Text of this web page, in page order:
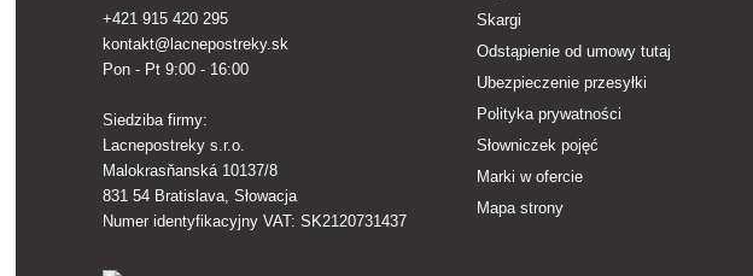
+421 915 420 295
kontakt@lacnepostreky.sk
Pon - Pt 9:00 - 16:00
Siedziba firmy:
Lacnepostreky s.r.o.
Malokrasňanská 10137/8
831 54 Bratislava, Słowacja
Numer identyfikacyjny VAT: SK2120731437
Skargi
Odstąpienie od umowy tutaj
Ubezpieczenie przesyłki
Polityka prywatności
Słowniczek pojęć
Marki w ofercie
Mapa strony